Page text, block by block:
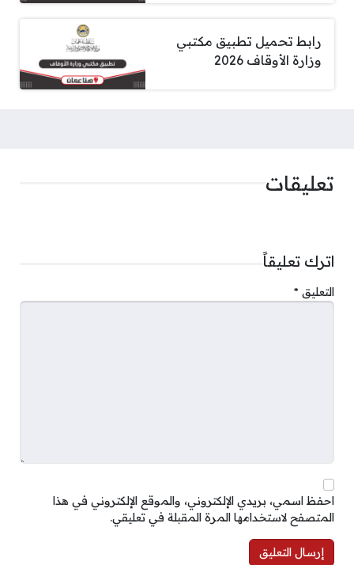
رابط تحميل تطبيق مكتبي
وزارة الأوقاف 2026
تعليقات
اترك تعليقاً
التعليق *
احفظ اسمي، بريدي الإلكتروني، والموقع الإلكتروني في هذا
المتصفح لاستخدامها المرة المقبلة في تعليقي.